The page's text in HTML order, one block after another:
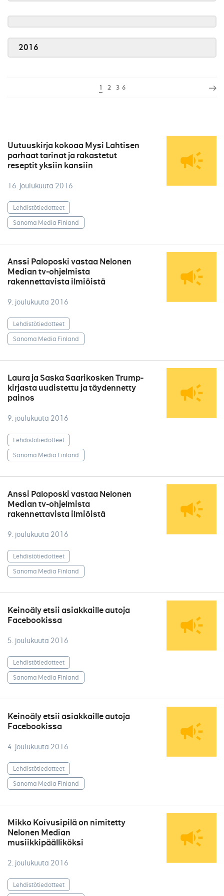
2016
1 2 3 6
Uutuuskirja kokoaa Mysi Lahtisen
parhaat tarinat ja rakastetut
reseptit yksiin kansiin
16. joulukuuta 2016
Lehdistötiedotteet
Sanoma Media Finland
Anssi Paloposki vastaa Nelonen
Median tv-ohjelmista
rakennettavista ilmiöistä
9. joulukuuta 2016
Lehdistötiedotteet
Sanoma Media Finland
Laura ja Saska Saarikosken Trump-
kirjasta uudistettu ja täydennetty
painos
9. joulukuuta 2016
Lehdistötiedotteet
Sanoma Media Finland
Anssi Paloposki vastaa Nelonen
Median tv-ohjelmista
rakennettavista ilmiöistä
9. joulukuuta 2016
Lehdistötiedotteet
Sanoma Media Finland
Keinoäly etsii asiakkaille autoja
Facebookissa
5. joulukuuta 2016
Lehdistötiedotteet
Sanoma Media Finland
Keinoäly etsii asiakkaille autoja
Facebookissa
4. joulukuuta 2016
Lehdistötiedotteet
Sanoma Media Finland
Mikko Koivusipilä on nimitetty
Nelonen Median
musiikkipäälliköksi
2. joulukuuta 2016
Lehdistötiedotteet